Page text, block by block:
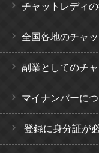
チャットレディ
全国各地のチャ
副業としてのチ
マイナンバーに
登録に身分証が